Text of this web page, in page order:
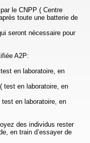
le CNPP ( Centre
toute une batterie de
seront nécessaire pour
A2P:
en laboratoire, en
en laboratoire, en
en laboratoire, en
des individus rester
en train d’essayer de